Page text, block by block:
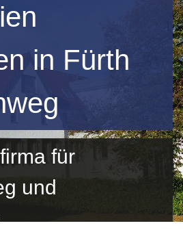
in Fürth
für
und